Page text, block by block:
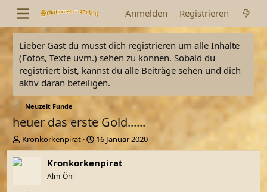
Anmelden Registrieren
Lieber Gast du musst dich registrieren um alle Inhalte
(Fotos, Texte uvm.) sehen zu können. Sobald du
registriert bist, kannst du alle Beiträge sehen und dich
aktiv daran beteiligen.
Neuzeit Funde
heuer das erste Gold......
E
r
s
Kronkorkenpirat
E
r
s
16 Januar 2020
Kronkorkenpirat
Alm-Öhi